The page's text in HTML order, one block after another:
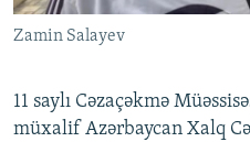
Zamin Salayev
11 saylı Cəzaçəkmə
müxalif Azərbaycan Xalq